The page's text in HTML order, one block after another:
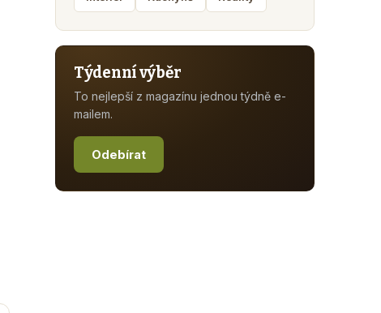
Týdenní výběr
To nejlepší z magazínu jednou týdně e-
mailem.
Odebírat